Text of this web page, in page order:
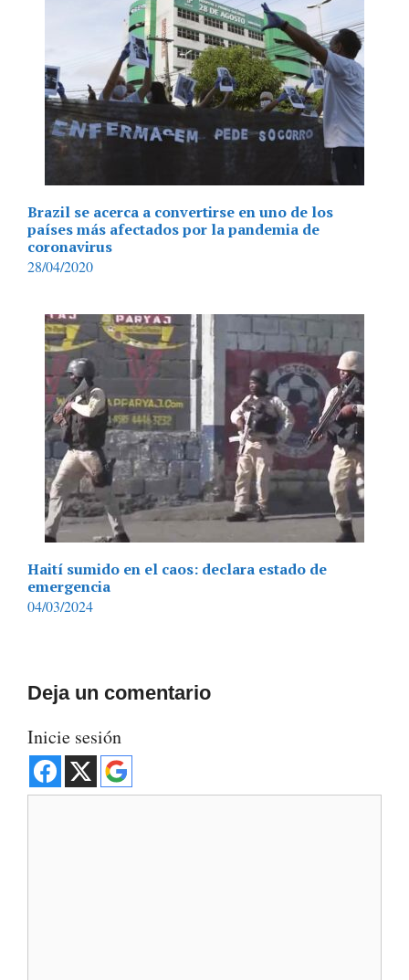
Brazil se acerca a convertirse en uno de los
países más afectados por la pandemia de
coronavirus
28/04/2020
Haití sumido en el caos: declara estado de
emergencia
04/03/2024
Deja un comentario
Inicie sesión